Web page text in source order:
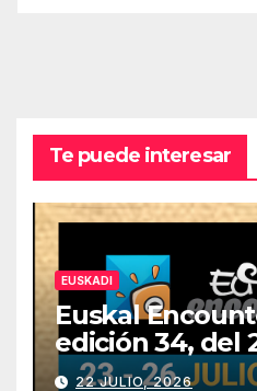
Te puede interesar
EUSKADI
Euskal
edición 34, del
julio
22 JULIO, 2026